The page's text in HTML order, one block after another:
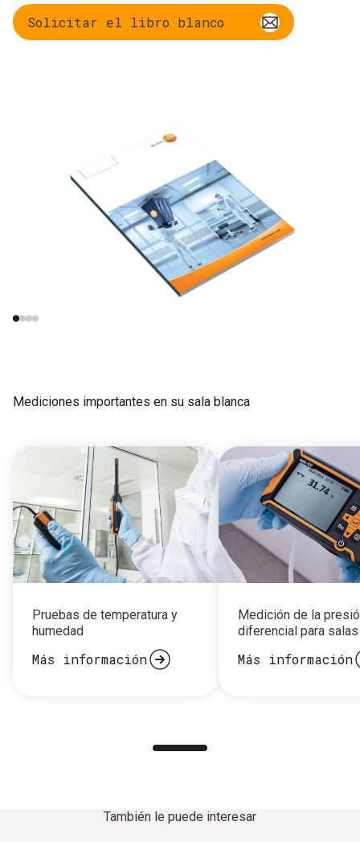
Solicitar el libro blanco
Mediciones en salas
Normas importantes
sobre los métodos
de revisión
Mediciones importantes en su sala blanca
Pruebas de temperatura y
humedad
Más información
Medición de la
diferencial para
Más información
También le puede interesar